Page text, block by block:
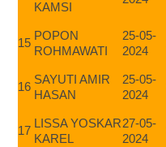
KAMSI
15
POPON
ROHMAWATI
25-05-
2024
16
SAYUTI AMIR
HASAN
25-05-
2024
17
LISSA YOSKAR
KAREL
27-05-
2024